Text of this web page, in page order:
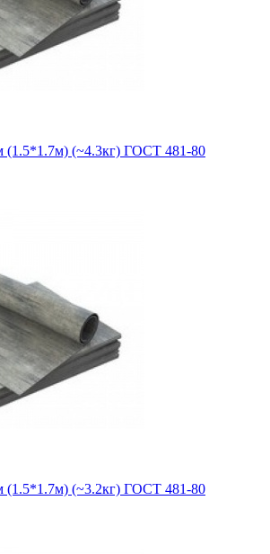
(~4.3кг) ГОСТ 481-80
(~3.2кг) ГОСТ 481-80